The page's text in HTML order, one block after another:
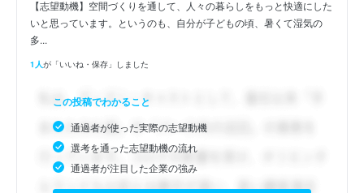
【志望動機】空間づくりを通して、人々の暮らしをもっと快適にした
いと思っています。というのも、自分が子どもの頃、暑くて湿気の
多...
1人が「いいね・保存」しました
この投稿でわかること
通過者が使った実際の志望動機
選考を通った志望動機の流れ
通過者が注目した企業の強み